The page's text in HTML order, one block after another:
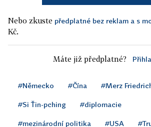
Nebo zkuste předplatné bez reklam a s
Kč.
Máte již předplatné?
#Německo #Čína #Merz
#Si Ťin-pching #diplomacie
#mezinárodní politika #USA